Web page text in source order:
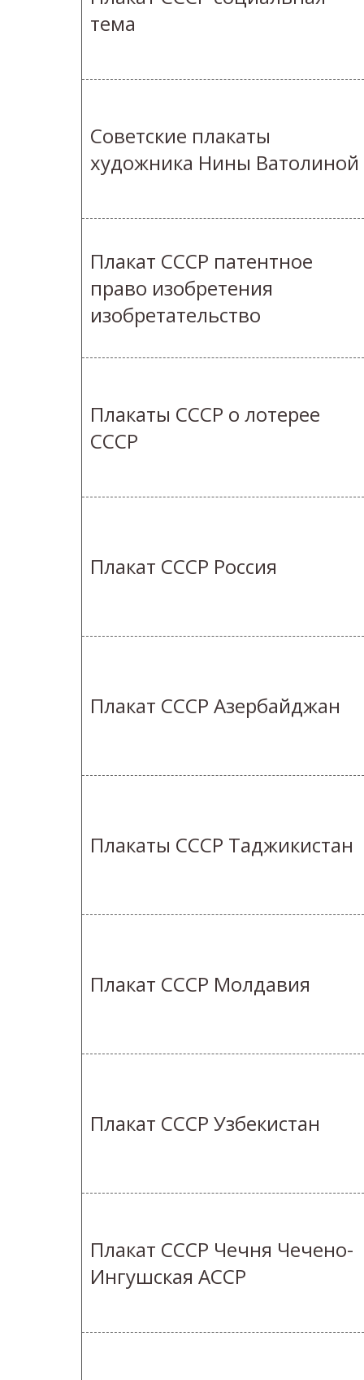
тема
Советские плакаты
художника Нины Ватолиной
Плакат СССР патентное
право изобретения
изобретательство
Плакаты СССР о лотерее
СССР
Плакат СССР Россия
Плакат СССР Азербайджан
Плакаты СССР Таджикистан
Плакат СССР Молдавия
Плакат СССР Узбекистан
Плакат СССР Чечня Чечено-
Ингушская АССР